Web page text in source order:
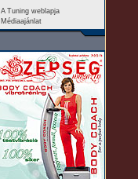
A Tuning weblapja
Médiaajánlat